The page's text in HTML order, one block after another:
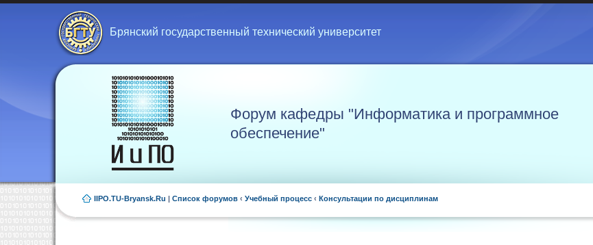
Брянский государственный технический университет
Форум кафедры "Информатика и программное
обеспечение"
IIPO.TU-Bryansk.Ru | Список форумов ‹ Учебный процесс ‹ Консультации по дисциплинам